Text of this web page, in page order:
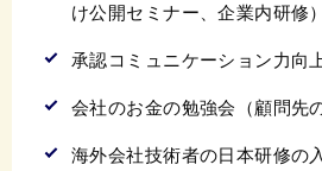
け公開セミナー、企業内研修）
承認コミュニケーション力向
会社のお金の勉強会（顧問先
海外会社技術者の日本研修の